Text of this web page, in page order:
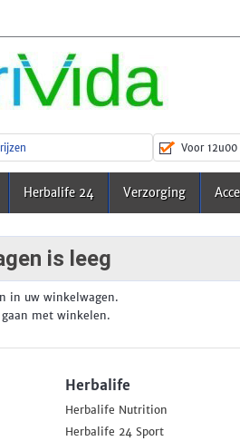
Voor
Herbalife 24 Verzorging
is leeg
in uw winkelwagen.
met winkelen.
Herbalife
Herbalife Nutrition
Herbalife 24 Sport